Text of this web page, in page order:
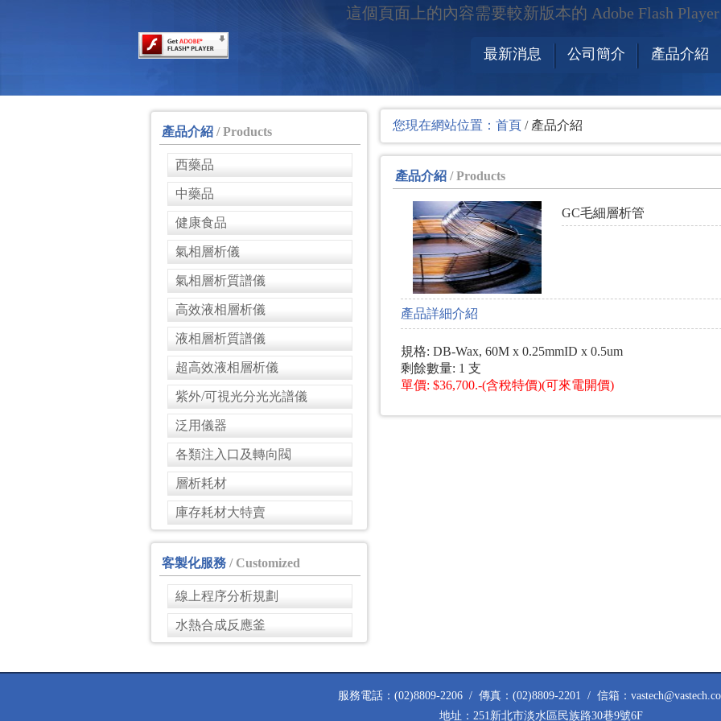
這個頁面上的內容需要較新版本的 Adobe Flash
最新消息 公司簡介 產品介紹
產品介紹 / Products
西藥品
中藥品
健康食品
氣相層析儀
氣相層析質譜儀
高效液相層析儀
液相層析質譜儀
超高效液相層析儀
紫外/可視光分光光譜儀
泛用儀器
各類注入口及轉向閥
層析耗材
庫存耗材大特賣
客製化服務 / Customized
線上程序分析規劃
水熱合成反應釜
您現在網站位置： 首頁 / 產品介紹
產品介紹 / Products
GC毛細層析管
產品詳細介紹
規格: DB-Wax, 60M x 0.25mmID x 0.5um
剩餘數量: 1 支
單價: $36,700.-(含稅特價)(可來電開價)
服務電話：(02)8809-2206 / 傳真：(02)8809-2201 / 信箱：
地址：251新北市淡水區民族路30巷9號6F